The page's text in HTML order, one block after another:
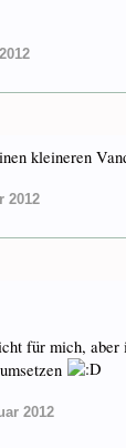
kleineren
2012
für mich, aber
2012